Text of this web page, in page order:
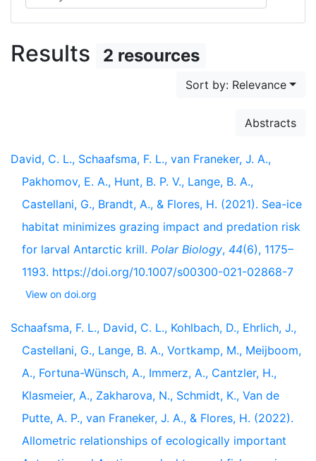
Results 2 resources
Sort by: Relevance
Abstracts
David, C. L., Schaafsma, F. L., van Franeker, J. A.,
Pakhomov, E. A., Hunt, B. P. V., Lange, B. A.,
Castellani, G., Brandt, A., & Flores, H. (2021). Sea-ice
habitat minimizes grazing impact and predation risk
for larval Antarctic krill. Polar Biology, 44(6), 1175–
1193. https://doi.org/10.1007/s00300-021-02868-7
View on doi.org
Schaafsma, F. L., David, C. L., Kohlbach, D., Ehrlich, J.,
Castellani, G., Lange, B. A., Vortkamp, M., Meijboom,
A., Fortuna-Wünsch, A., Immerz, A., Cantzler, H.,
Klasmeier, A., Zakharova, N., Schmidt, K., Van de
Putte, A. P., van Franeker, J. A., & Flores, H. (2022).
Allometric relationships of ecologically important